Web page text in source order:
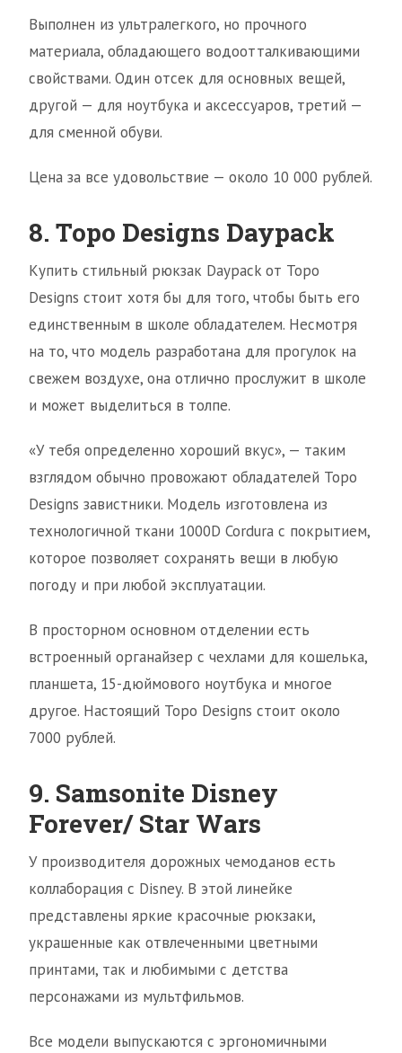
Выполнен из ультралегкого, но прочного
материала, обладающего водоотталкивающими
свойствами. Один отсек для основных вещей,
другой — для ноутбука и аксессуаров, третий —
для сменной обуви.
Цена за все удовольствие — около 10 000 рублей.
8. Topo Designs Daypack
Купить стильный рюкзак Daypack от Topo
Designs стоит хотя бы для того, чтобы быть его
единственным в школе обладателем. Несмотря
на то, что модель разработана для прогулок на
свежем воздухе, она отлично прослужит в школе
и может выделиться в толпе.
«У тебя определенно хороший вкус», — таким
взглядом обычно провожают обладателей Topo
Designs завистники. Модель изготовлена из
технологичной ткани 1000D Cordura с покрытием,
которое позволяет сохранять вещи в любую
погоду и при любой эксплуатации.
В просторном основном отделении есть
встроенный органайзер с чехлами для кошелька,
планшета, 15-дюймового ноутбука и многое
другое. Настоящий Topo Designs стоит около
7000 рублей.
9. Samsonite Disney
Forever/ Star Wars
У производителя дорожных чемоданов есть
коллаборация с Disney. В этой линейке
представлены яркие красочные рюкзаки,
украшенные как отвлеченными цветными
принтами, так и любимыми с детства
персонажами из мультфильмов.
Все модели выпускаются с эргономичными